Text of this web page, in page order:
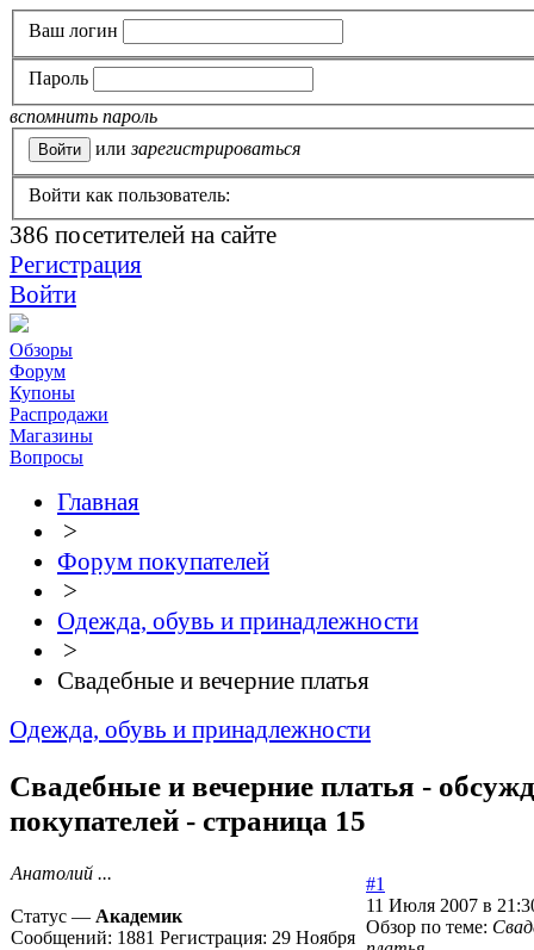
Ваш логин
Пароль
вспомнить пароль
или зарегистрироваться
Войти как пользователь:
386 посетителей на сайте
Регистрация
Войти
Обзоры
Форум
Купоны
Распродажи
Магазины
Вопросы
Главная
>
Форум покупателей
>
Одежда, обувь и принадлежности
>
Свадебные и вечерние платья
Одежда, обувь и принадлежности
Свадебные и вечерние платья -
покупателей - страница 15
Анатолий ...
Статус — Академик
Сообщений: 1881 Регистрация: 29 Ноября
#1
11 Июля 2007 в
Обзор по теме: